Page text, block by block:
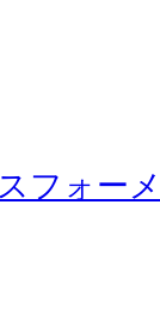
フォー